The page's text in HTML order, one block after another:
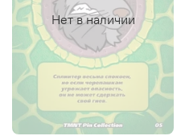
Нет в наличии